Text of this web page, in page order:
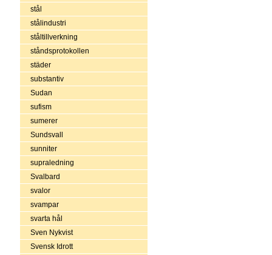
stål
stålindustri
ståltillverkning
ståndsprotokollen
städer
substantiv
Sudan
sufism
sumerer
Sundsvall
sunniter
supraledning
Svalbard
svalor
svampar
svarta hål
Sven Nykvist
Svensk Idrott